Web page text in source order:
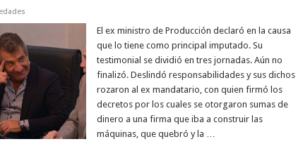
El ex ministro de Producción declaró en la causa
que lo tiene como principal imputado. Su
testimonial se dividió en tres jornadas. Aún no
finalizó. Deslindó responsabilidades y sus dichos
rozaron al ex mandatario, con quien firmó los
decretos por los cuales se otorgaron sumas de
dinero a una firma que iba a construir las
máquinas, que quebró y la …